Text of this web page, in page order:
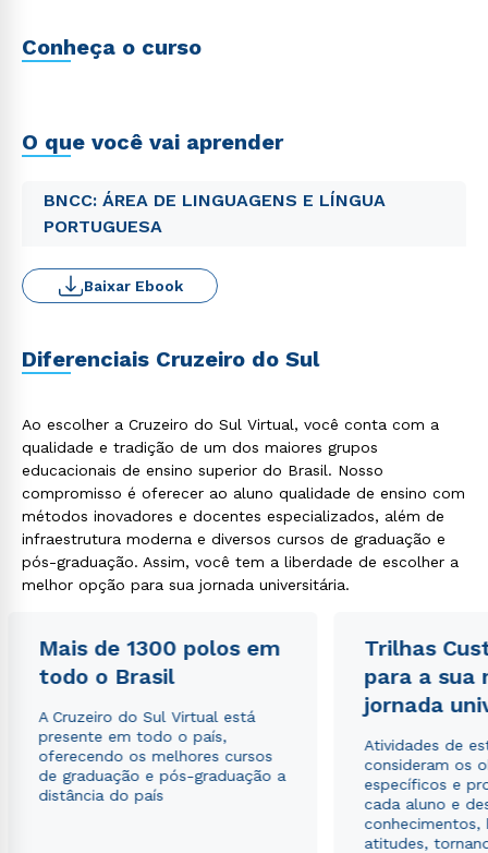
Conheça o curso
O que você vai aprender
BNCC: ÁREA DE LINGUAGENS E LÍNGUA
PORTUGUESA
Baixar Ebook
Diferenciais Cruzeiro do Sul
Ao escolher a Cruzeiro do Sul Virtual, você conta com a
qualidade e tradição de um dos maiores grupos
educacionais de ensino superior do Brasil. Nosso
compromisso é oferecer ao aluno qualidade de ensino com
métodos inovadores e docentes especializados, além de
infraestrutura moderna e diversos cursos de graduação e
pós-graduação. Assim, você tem a liberdade de escolher a
melhor opção para sua jornada universitária.
Mais de 1300 polos em
todo o Brasil
A Cruzeiro do Sul Virtual está
presente em todo o país,
oferecendo os melhores cursos
de graduação e pós-graduação a
distância do país
Trilhas
para a sua
jornada
Atividades de
consideram os
específicos e
cada aluno e
conhecimentos,
atitudes,